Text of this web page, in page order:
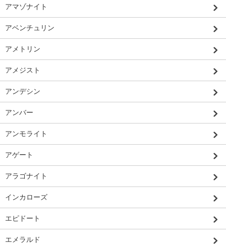
アマゾナイト
アベンチュリン
アメトリン
アメジスト
アンデシン
アンバー
アンモライト
アゲート
アラゴナイト
インカローズ
エピドート
エメラルド